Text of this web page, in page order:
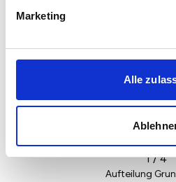
Marketing
Alle
1/4
Aufteilung